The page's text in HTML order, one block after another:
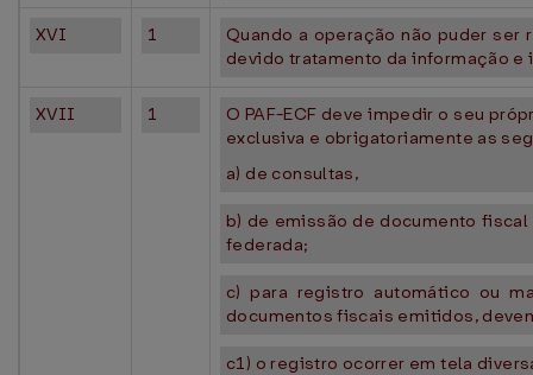
XVI 1
Quando a operação não puder ser
devido tratamento da informação
XVII 1
O PAF-ECF deve impedir o seu
exclusiva e obrigatoriamente as
a) de consultas,
b) de emissão de documento
federada;
c) para registro automático ou
documentos fiscais emitidos,
c1) o registro ocorrer em tela